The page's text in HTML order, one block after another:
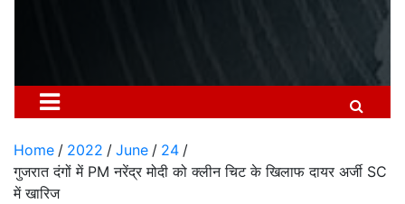
Home 2022 June
24
गुजरात दंगों में PM नरेंद्र मोदी को क्लीन चिट के खिलाफ दायर अर्जी SC
में खारिज